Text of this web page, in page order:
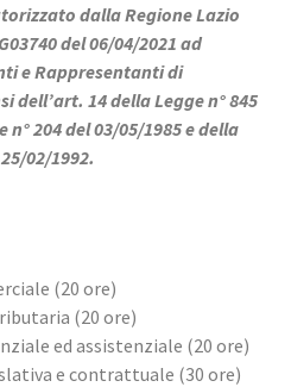
dalla Regione Lazio
del 06/04/2021 ad
e Rappresentanti di
dell’art. 14 della Legge n° 845
204 del 03/05/1985 e della
02/1992.
(20 ore)
(20 ore)
ed assistenziale (20 ore)
e contrattuale (30 ore)